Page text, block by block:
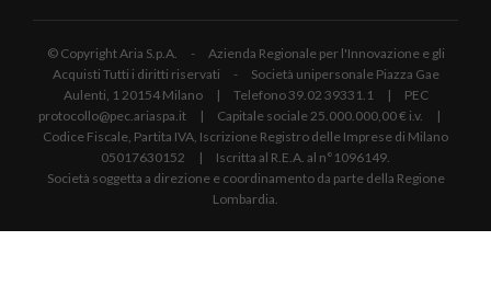
© Copyright Aria S.p.A. - Azienda Regionale per l'Innovazione e gli
Acquisti Tutti i diritti riservati - Società unipersonale Piazza Gae
Aulenti, 1 20154 Milano | Telefono 39.02 39331.1 | PEC
protocollo@pec.ariaspa.it | Capitale sociale 25.000.000,00 € i.v. |
Codice Fiscale, Partita IVA, Iscrizione Registro delle Imprese di Milano
05017630152 | Iscritta al R.E.A. al n°1096149.
Società soggetta a direzione e coordinamento da parte della Regione
Lombardia.